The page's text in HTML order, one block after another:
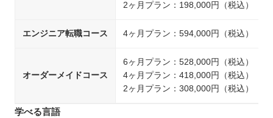
2ヶ月プラン：198,000円（税込）
エンジニア転職コース 4ヶ月プラン：594,000円（税込）
オーダーメイドコース
6ヶ月プラン：528,000円（税込）
4ヶ月プラン：418,000円（税込）
2ヶ月プラン：308,000円（税込）
学べる言語